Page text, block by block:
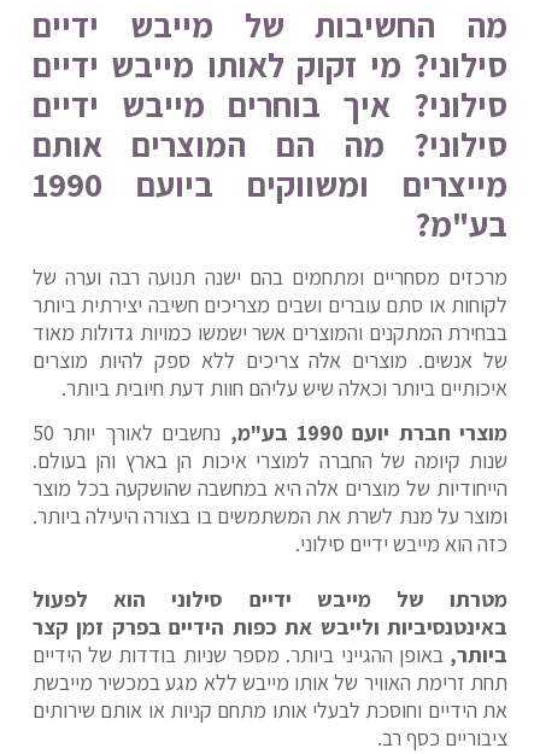
מה החשיבות של מייבש ידיים
סילוני? מי זקוק לאותו מייבש ידיים
סילוני? איך בוחרים מייבש ידיים
סילוני? מה הם המוצרים אותם
מייצרים ומשווקים ביועם 1990
בע"מ?
מרכזים מסחריים ומתחמים בהם ישנה תנועה רבה וערה של
לקוחות או סתם עוברים ושבים מצריכים חשיבה יצירתית ביותר
בבחירת המתקנים והמוצרים אשר ישמשו כמויות גדולות מאוד
של אנשים. מוצרים אלה צריכים ללא ספק להיות מוצרים
איכותיים ביותר וכאלה שיש עליהם חוות דעת חיובית ביותר.
מוצרי חברת יועם 1990 בע"מ,
נחשבים לאורך יותר 50
שנות קיומה של החברה למוצרי איכות הן בארץ והן בעולם.
הייחודיות של מוצרים אלה היא במחשבה שהושקעה בכל מוצר
ומוצר על מנת לשרת את המשתמשים בו בצורה היעילה ביותר.
כזה הוא מייבש ידיים סילוני.
מטרתו של מייבש ידיים סילוני הוא לפעול
באינטנסיביות ולייבש את כפות הידיים בפרק זמן קצר
ביותר, באופן ההגייני ביותר. מספר שניות בודדות של הידיים
תחת זרימת האוויר של אותו מייבש ללא מגע במכשיר מייבשת
את הידיים וחוסכת לבעלי אותו מתחם קניות או אותם שירותים
ציבוריים כסף רב.